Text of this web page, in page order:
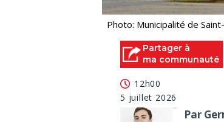
Photo: Municipalité de
Partager à
ma communauté
12h00
5 juillet 2026
Par